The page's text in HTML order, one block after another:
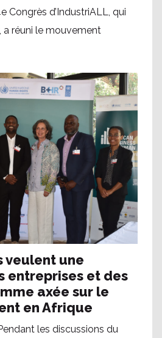
Congrès d’IndustriALL, qui
a réuni le mouvement
veulent une
entreprises et des
axée sur le
en Afrique
les discussions du